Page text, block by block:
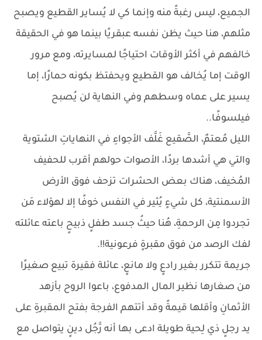
الجميع، ليس رغبةً منه وإنما كي لا يُساير القطيع ويصبح
مثلهم، هنا حيث يظن نفسه عبقريًا بينما هو في الحقيقة
خالفهم في أكثر الأوقات احتياجًا لمسايرته، ومع مرور
الوقت إما يُخالف هو القطيع ويحفتظ بكونه حمارًا، إما
يسير على عماه وسطهم وفي النهاية لن يُصبح
فيلسوفًا..
الليل مُعتمٌ، الصَّقيع غَلَّف الأجواءِ في النهاياتِ الشتوية
والتي هي أشدها بردًا، الأصوات حولهم أقرب للحفيف
المُخيف، هناك بعض الحشرات تزحف فوق الأرض
الأسمنتية، كل شيءٍ يُثير في النفس خوفًا إلا لهؤلاء مَن
تجردوا مِن الرحمةِ، هُنا حيثُ جسد طفلٍ ذبيحٍ باعته عائلته
لفك الرصد من فوق مقبرةٍ فرعونية!!.
جريمة تتكرر بغير رادعٍ ولا مانعٍ، عائلة فقيرة تبيع صغيرًا
من صغارها نظير المال المدفوع، باعوا الروح بأزهد
الأثمانِ وأقلها قيمةً وقد أتتهم الفرجة بفتح المقبرةِ على
يد رجلٍ ذي لِحية طويلة ادعى بها أنه رَّجُل دينٍ يتواصل مع